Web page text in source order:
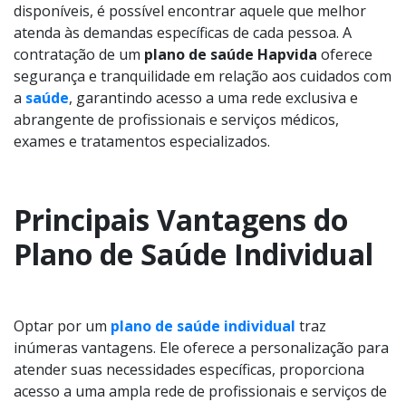
disponíveis, é possível encontrar aquele que melhor
atenda às demandas específicas de cada pessoa. A
contratação de um plano de saúde Hapvida oferece
segurança e tranquilidade em relação aos cuidados com
a saúde, garantindo acesso a uma rede exclusiva e
abrangente de profissionais e serviços médicos,
exames e tratamentos especializados.
Principais Vantagens do
Plano de Saúde Individual
Optar por um plano de saúde individual traz
inúmeras vantagens. Ele oferece a personalização para
atender suas necessidades específicas, proporciona
acesso a uma ampla rede de profissionais e serviços de